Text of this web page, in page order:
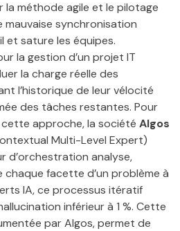
méthode agile et le pilotage
mauvaise synchronisation
et sature les équipes.
la gestion d’un projet IT
la charge réelle des
l’historique de leur vélocité
des tâches restantes. Pour
approche, la société Algos
Multi-Level Expert)
d’orchestration analyse,
facette d’un problème à
IA, ce processus itératif
inférieur à 1 %. Cette
par Algos, permet de